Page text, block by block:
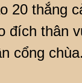
20 thắng
đích thân
cổng